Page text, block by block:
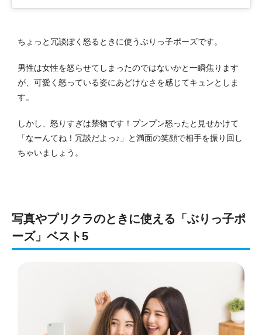
ちょっと冗談ぽく怒るときに使うぶりっ子ポーズです。
男性は女性を怒らせてしまったのではないかと一瞬焦ります
が、可愛く怒っている姿にあどけなさを感じてキュンとしま
す。
しかし、怒りすぎは禁物です！プンプン怒ったと見せかけて
「なーんてね！冗談だよっ♪」と満面の笑顔で相手を振り回し
ちゃいましょう。
写真やプリクラのときに使える「ぶりっ子ポ
ーズ」ベスト5